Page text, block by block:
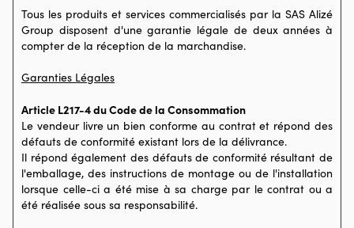
Tous les produits et services commercialisés par la SAS Alizé
Group disposent d'une garantie légale de deux années à
compter de la réception de la marchandise.
Garanties Légales
Article L217-4 du Code de la Consommation
Le vendeur livre un bien conforme au contrat et répond des
défauts de conformité existant lors de la délivrance.
Il répond également des défauts de conformité résultant de
l'emballage, des instructions de montage ou de l'installation
lorsque celle-ci a été mise à sa charge par le contrat ou a
été réalisée sous sa responsabilité.